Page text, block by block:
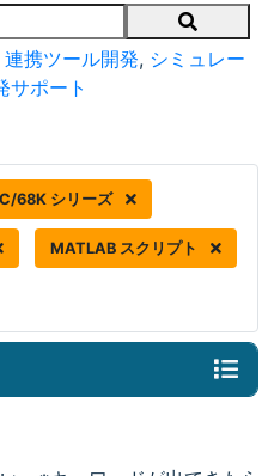
Search
携ツール開発, シミュレー
サポート
68K シリーズ
MATLAB スクリプト